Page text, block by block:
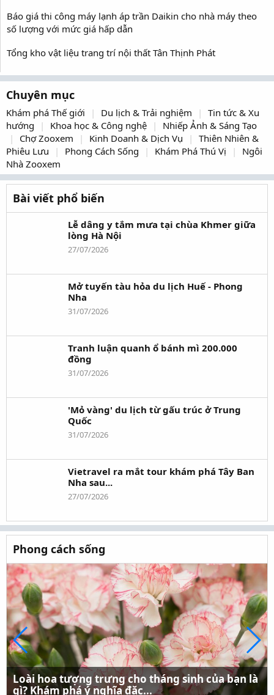
Báo giá thi công máy lạnh áp trần Daikin cho nhà máy theo
số lượng với mức giá hấp dẫn
Tổng kho vật liệu trang trí nội thất Tân Thịnh Phát
Chuyên mục
Khám phá Thế giới Du lịch & Trải nghiệm
Tin tức & Xu
hướng
Khoa học & Công nghệ
Nhiếp Ảnh & Sáng Tạo
Chợ Zooxem
Kinh Doanh & Dịch Vụ
Thiên Nhiên &
Phiêu Lưu
Phong Cách Sống Khám Phá Thú Vị
Ngôi
Nhà Zooxem
Bài viết phổ biến
Lễ dâng y tắm mưa tại chùa Khmer giữa
lòng Hà Nội
27/07/2026
Mở tuyến tàu hỏa du lịch Huế - Phong
Nha
31/07/2026
Tranh luận quanh ổ bánh mì 200.000
đồng
31/07/2026
'Mỏ vàng' du lịch từ gấu trúc ở Trung
Quốc
31/07/2026
Vietravel ra mắt tour khám phá Tây Ban
Nha sau...
27/07/2026
Phong cách sống
Loài hoa tượng trưng cho tháng sinh của bạn là
gì? Khám phá ý nghĩa đặc...